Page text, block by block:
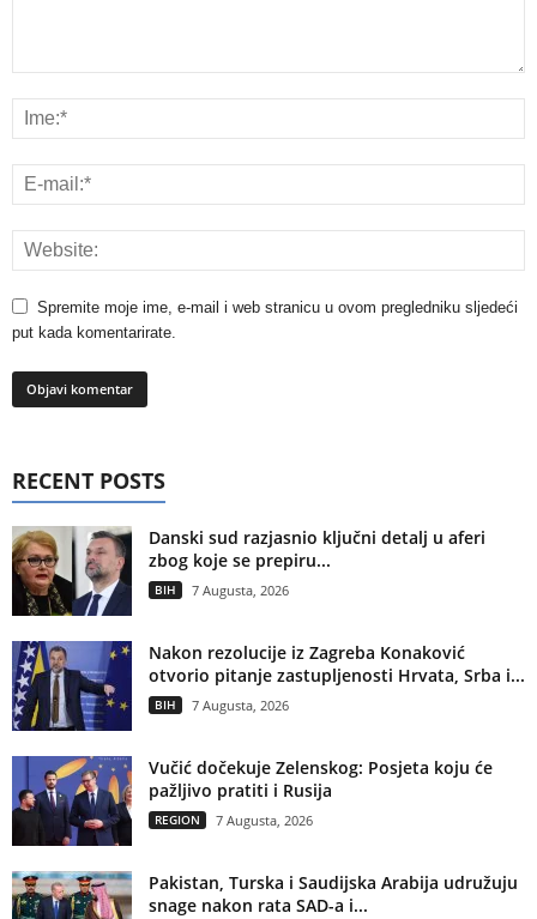
Spremite moje ime, e-mail i web stranicu u ovom pregledniku sljedeći
put kada komentarirate.
RECENT POSTS
Danski sud razjasnio ključni detalj u aferi
zbog koje se prepiru...
BIH 7 Augusta, 2026
Nakon rezolucije iz Zagreba Konaković
otvorio pitanje zastupljenosti Hrvata, Srba i...
BIH 7 Augusta, 2026
Vučić dočekuje Zelenskog: Posjeta koju će
pažljivo pratiti i Rusija
REGION 7 Augusta, 2026
Pakistan, Turska i Saudijska Arabija udružuju
snage nakon rata SAD-a i...